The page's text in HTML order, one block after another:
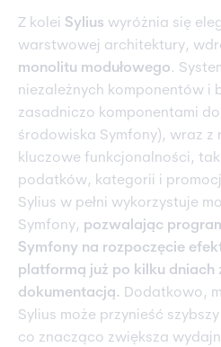
Z kolei Sylius wyróżnia się
warstwowej architektury,
monolitu modułowego.
niezależnych komponentów i
zasadniczo komponentami
środowiska Symfony), wraz z
kluczowe funkcjonalności,
podatków, kategorii i
Sylius w pełni wykorzystuje
Symfony, pozwalając
Symfony na rozpoczęcie
platformą już po kilku dniach
dokumentacją. Dodatkowo,
Sylius może przynieść
co znacząco zwiększa